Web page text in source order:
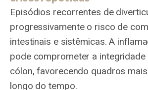
Episódios recorrentes de
progressivamente o risco de
intestinais e sistêmicas. A
pode comprometer a
cólon, favorecendo quadros
longo do tempo.